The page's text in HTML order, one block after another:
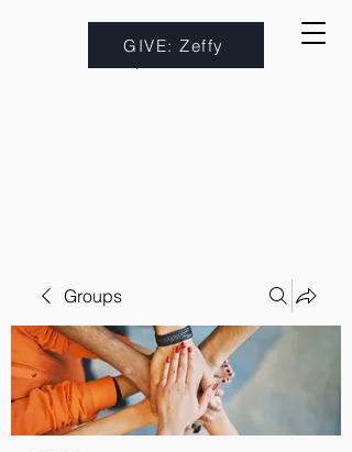
GIVE: Zeffy
Groups